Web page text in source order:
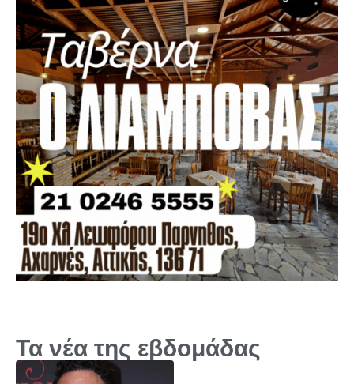
Τα νέα της εβδομάδας